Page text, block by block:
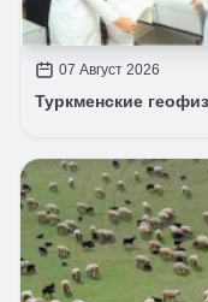
07 Август 2026
Туркменские